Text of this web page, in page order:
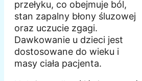
przełyku, co obejmuje ból,
stan zapalny błony śluzowej
oraz uczucie zgagi.
Dawkowanie u dzieci jest
dostosowane do wieku i
masy ciała pacjenta.